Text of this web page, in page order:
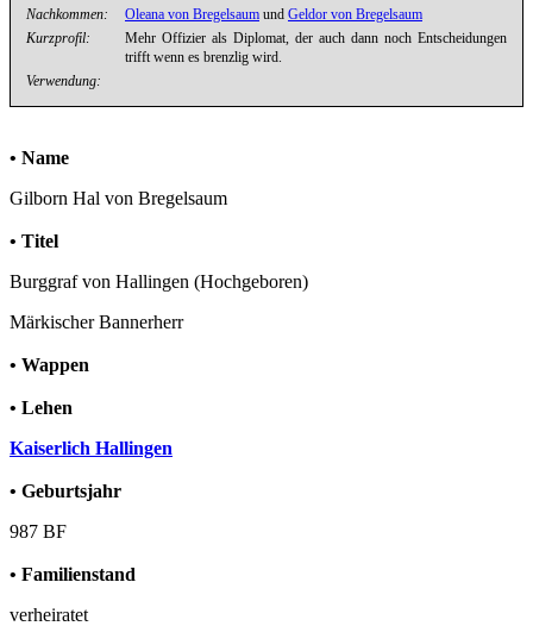
Nachkommen:
Oleana von Bregelsaum und Geldor von Bregelsaum
Kurzprofil:
Mehr Offizier als Diplomat, der auch dann noch Entscheidungen
trifft wenn es brenzlig wird.
Verwendung:
• Name
Gilborn Hal von Bregelsaum
• Titel
Burggraf von Hallingen (Hochgeboren)
Märkischer Bannerherr
• Wappen
• Lehen
Kaiserlich Hallingen
• Geburtsjahr
987 BF
• Familienstand
verheiratet